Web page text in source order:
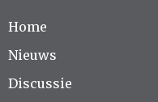
Home
Nieuws
Discussie